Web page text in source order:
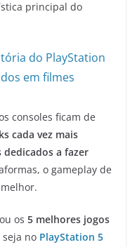
principal do
do PlayStation
em filmes
consoles ficam de
cada vez mais
dedicados a fazer
o gameplay de
os 5 melhores jogos
seja no PlayStation 5